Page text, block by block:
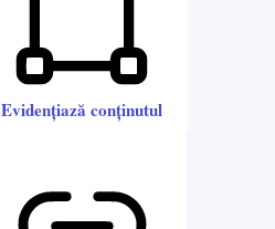
Evidențiază conținutul